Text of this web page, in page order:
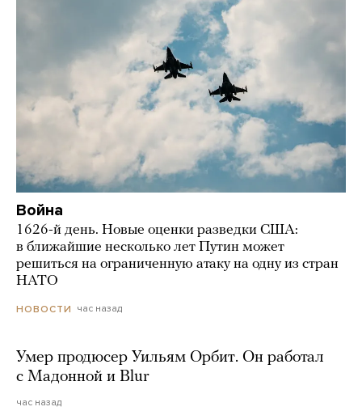
Война
1626-й день. Новые оценки разведки США:
в ближайшие несколько лет Путин может
решиться на ограниченную атаку на одну из стран
НАТО
НОВОСТИ час назад
Умер продюсер Уильям Орбит. Он работал
с Мадонной и Blur
час назад